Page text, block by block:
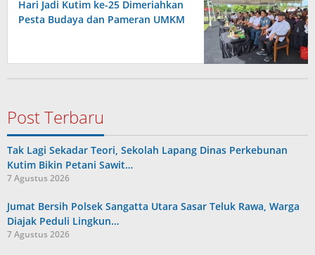
Hari Jadi Kutim ke-25 Dimeriahkan
Pesta Budaya dan Pameran UMKM
Post Terbaru
Tak Lagi Sekadar Teori, Sekolah Lapang Dinas Perkebunan
Kutim Bikin Petani Sawit…
7 Agustus 2026
Jumat Bersih Polsek Sangatta Utara Sasar Teluk Rawa, Warga
Diajak Peduli Lingkun…
7 Agustus 2026